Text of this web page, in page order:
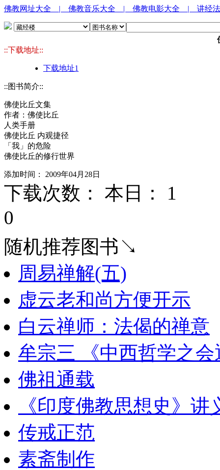
佛教网址大全 | 佛教音乐大全 | 佛教电影大全 | 讲经
::下载地址::
下载地址1
::图书简介::
佛使比丘文集
作者：佛使比丘
人类手册
佛使比丘 内观捷径
「我」的危险
佛使比丘的修行世界
添加时间： 2009年04月28日
下载次数： 本日： 1
0
随机推荐图书↘
周易禅解(五)
虚云老和尚方便开示
白云禅师：法偈的禅意
牟宗三 《中西哲学之
佛祖通载
《印度佛教思想史》讲
传戒正范
素斋制作